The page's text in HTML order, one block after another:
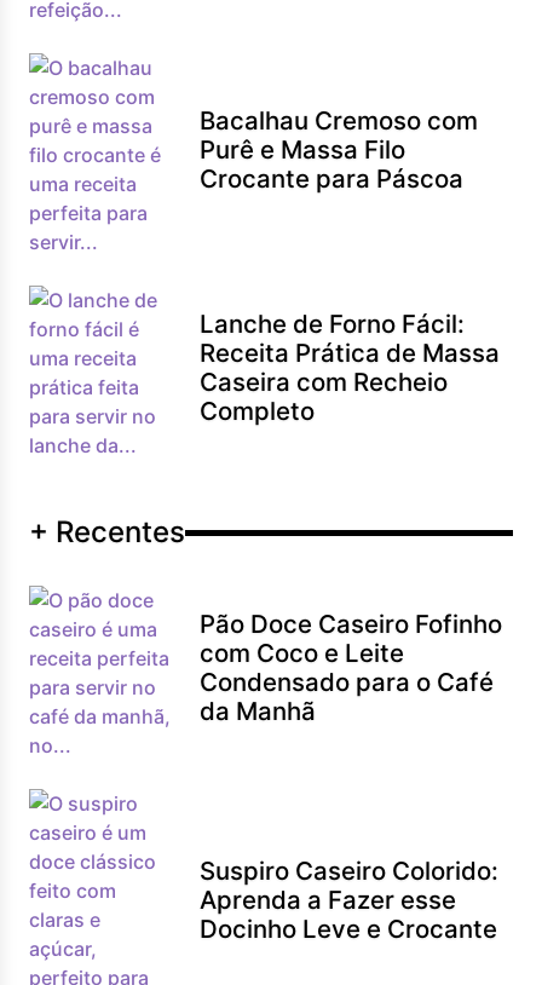
Bacalhau Cremoso com
Purê e Massa Filo
Crocante para Páscoa
Lanche de Forno Fácil:
Receita Prática de Massa
Caseira com Recheio
Completo
+ Recentes
Pão Doce Caseiro Fofinho
com Coco e Leite
Condensado para o Café
da Manhã
Suspiro Caseiro Colorido:
Aprenda a Fazer esse
Docinho Leve e Crocante